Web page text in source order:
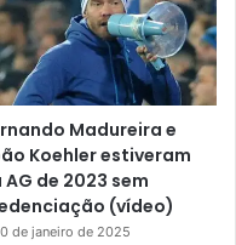
Madureira e
Koehler estiveram
AG de 2023 sem
(vídeo)
de janeiro de 2025